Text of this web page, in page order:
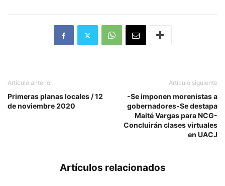
Artículo anterior
Primeras planas locales / 12
de noviembre 2020
Artículo siguiente
-Se imponen morenistas a
gobernadores-Se destapa
Maité Vargas para NCG-
Concluirán clases virtuales
en UACJ
Artículos relacionados